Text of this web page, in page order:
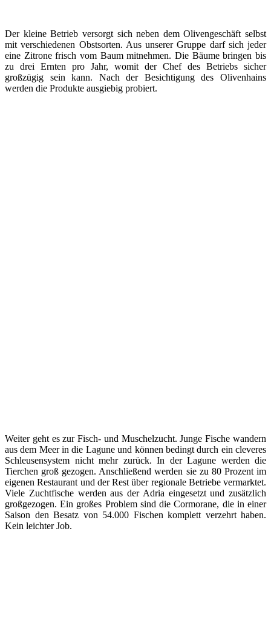
Der kleine Betrieb versorgt sich neben dem Olivengeschäft selbst
mit verschiedenen Obstsorten. Aus unserer Gruppe darf sich jeder
eine Zitrone frisch vom Baum mitnehmen. Die Bäume bringen bis
zu drei Ernten pro Jahr, womit der Chef des Betriebs sicher
großzügig sein kann. Nach der Besichtigung des Olivenhains
werden die Produkte ausgiebig probiert.
Weiter geht es zur Fisch- und Muschelzucht. Junge Fische wandern
aus dem Meer in die Lagune und können bedingt durch ein cleveres
Schleusensystem nicht mehr zurück. In der Lagune werden die
Tierchen groß gezogen. Anschließend werden sie zu 80 Prozent im
eigenen Restaurant und der Rest über regionale Betriebe vermarktet.
Viele Zuchtfische werden aus der Adria eingesetzt und zusätzlich
großgezogen. Ein großes Problem sind die Cormorane, die in einer
Saison den Besatz von 54.000 Fischen komplett verzehrt haben.
Kein leichter Job.